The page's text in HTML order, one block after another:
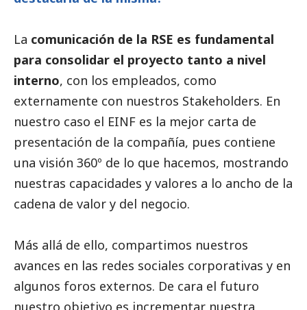
La comunicación de la RSE es fundamental
para consolidar el proyecto tanto a nivel
interno, con los empleados, como
externamente con nuestros Stakeholders. En
nuestro caso el EINF es la mejor carta de
presentación de la compañía, pues contiene
una visión 360º de lo que hacemos, mostrando
nuestras capacidades y valores a lo ancho de la
cadena de valor y del negocio.
Más allá de ello, compartimos nuestros
avances en las redes sociales corporativas y en
algunos foros externos. De cara el futuro
nuestro objetivo es incrementar nuestra